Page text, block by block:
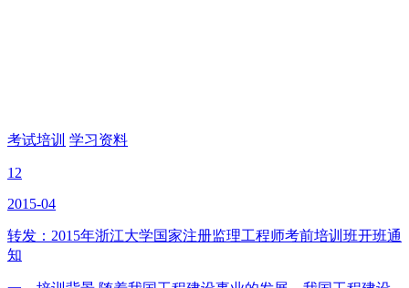
考试培训 学习资料
12
2015-04
转发：2015年浙江大学国家注册监理工程师考前培训班开班通
知